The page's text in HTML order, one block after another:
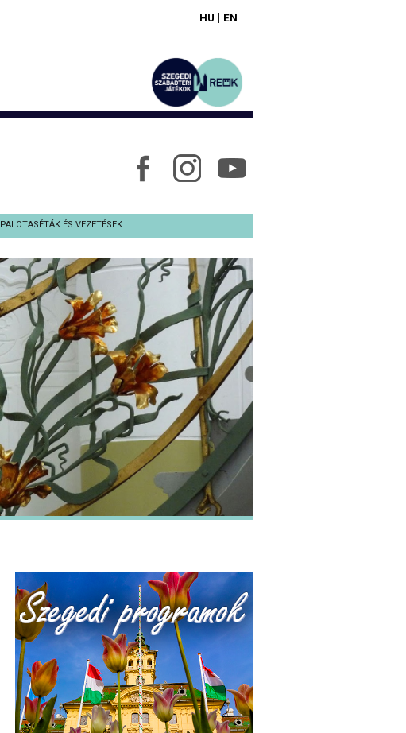
HU | EN
PALOTASÉTÁK ÉS VEZETÉSEK